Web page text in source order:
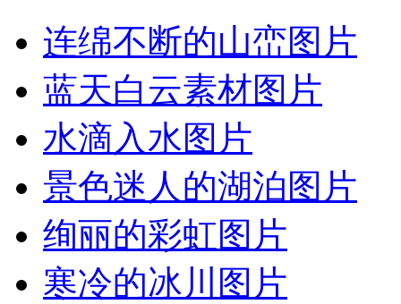
连绵不断的山峦图片
蓝天白云素材图片
水滴入水图片
景色迷人的湖泊图片
绚丽的彩虹图片
寒冷的冰川图片